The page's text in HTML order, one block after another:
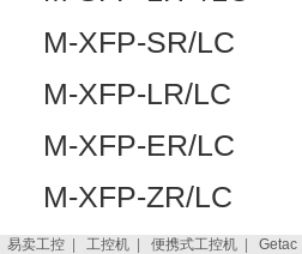
M-XFP-SR/LC
M-XFP-LR/LC
M-XFP-ER/LC
M-XFP-ZR/LC
易卖工控| 工控机| 便携式工控机| Getac